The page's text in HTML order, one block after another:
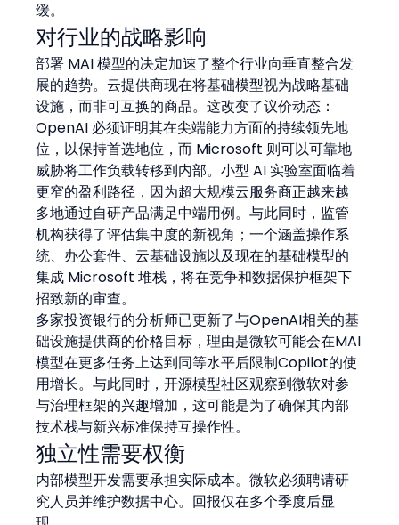
缓。
对行业的战略影响
部署 MAI 模型的决定加速了整个行业向垂直整合发
展的趋势。云提供商现在将基础模型视为战略基础
设施，而非可互换的商品。这改变了议价动态：
OpenAI 必须证明其在尖端能力方面的持续领先地
位，以保持首选地位，而 Microsoft 则可以可靠地
威胁将工作负载转移到内部。小型 AI 实验室面临着
更窄的盈利路径，因为超大规模云服务商正越来越
多地通过自研产品满足中端用例。与此同时，监管
机构获得了评估集中度的新视角；一个涵盖操作系
统、办公套件、云基础设施以及现在的基础模型的
集成 Microsoft 堆栈，将在竞争和数据保护框架下
招致新的审查。
多家投资银行的分析师已更新了与OpenAI相关的基
础设施提供商的价格目标，理由是微软可能会在MAI
模型在更多任务上达到同等水平后限制Copilot的使
用增长。与此同时，开源模型社区观察到微软对参
与治理框架的兴趣增加，这可能是为了确保其内部
技术栈与新兴标准保持互操作性。
独立性需要权衡
内部模型开发需要承担实际成本。微软必须聘请研
究人员并维护数据中心。回报仅在多个季度后显